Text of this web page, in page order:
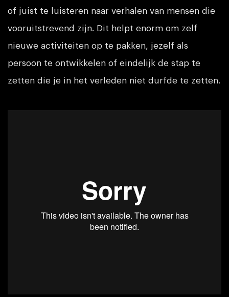
of juist te luisteren naar verhalen van mensen die
vooruitstrevend zijn. Dit helpt enorm om zelf
nieuwe activiteiten op te pakken, jezelf als
persoon te ontwikkelen of eindelijk de stap te
zetten die je in het verleden niet durfde te zetten.